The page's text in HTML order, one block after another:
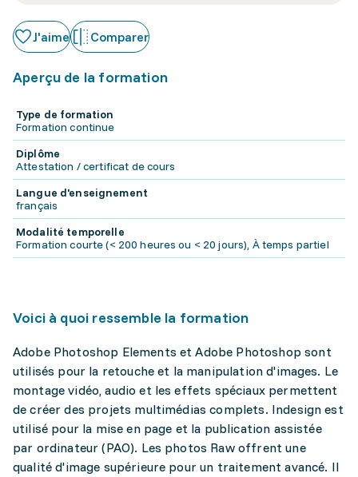
J'aime Comparer
Aperçu de la formation
Type de formation
Formation continue
Diplôme
Attestation / certificat de cours
Langue d'enseignement
français
Modalité temporelle
Formation courte (< 200 heures ou < 20 jours), À temps partiel
Voici à quoi ressemble la formation
Adobe Photoshop Elements et Adobe Photoshop sont
utilisés pour la retouche et la manipulation d'images. Le
montage vidéo, audio et les effets spéciaux permettent
de créer des projets multimédias complets. Indesign est
utilisé pour la mise en page et la publication assistée
par ordinateur (PAO). Les photos Raw offrent une
qualité d'image supérieure pour un traitement avancé. Il